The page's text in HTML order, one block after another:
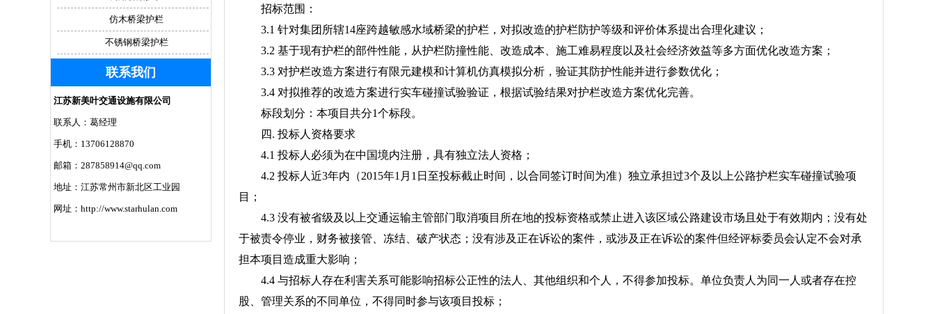
招标范围：
3.1 针对集团所辖14座跨越敏感水域桥梁的护栏，对拟改造的护栏防护等级和评价体系提出合理化建议；
3.2 基于现有护栏的部件性能，从护栏防撞性能、改造成本、施工难易程度以及社会经济效益等多方面优化改造方案；
3.3 对护栏改造方案进行有限元建模和计算机仿真模拟分析，验证其防护性能并进行参数优化；
3.4 对拟推荐的改造方案进行实车碰撞试验验证，根据试验结果对护栏改造方案优化完善。
标段划分：本项目共分1个标段。
四. 投标人资格要求
4.1 投标人必须为在中国境内注册，具有独立法人资格；
4.2 投标人近3年内（2015年1月1日至投标截止时间，以合同签订时间为准）独立承担过3个及以上公路护栏实车碰撞试验项
目；
4.3 没有被省级及以上交通运输主管部门取消项目所在地的投标资格或禁止进入该区域公路建设市场且处于有效期内；没有处
于被责令停业，财务被接管、冻结、破产状态；没有涉及正在诉讼的案件，或涉及正在诉讼的案件但经评标委员会认定不会对承
担本项目造成重大影响；
4.4 与招标人存在利害关系可能影响招标公正性的法人、其他组织和个人，不得参加投标。单位负责人为同一人或者存在控
股、管理关系的不同单位，不得同时参与该项目投标；
仿木桥梁护栏
不锈钢桥梁护栏
联系我们
江苏新美叶交通设施有限公司
联系人：葛经理
手机：13706128870
邮箱：287858914@qq.com
地址：江苏常州市新北区工业园
网址：http://www.starhulan.com